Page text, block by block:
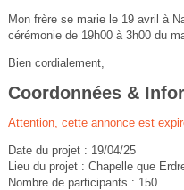
Mon frère se marie le 19 avril à
cérémonie de 19h00 à 3h00 du
Bien cordialement,
Coordonnées &
Attention, cette annonce est
Date du projet : 19/04/25
Lieu du projet : Chapelle que
Nombre de participants : 150